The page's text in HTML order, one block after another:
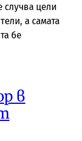
случва цели
а самата
бе
в